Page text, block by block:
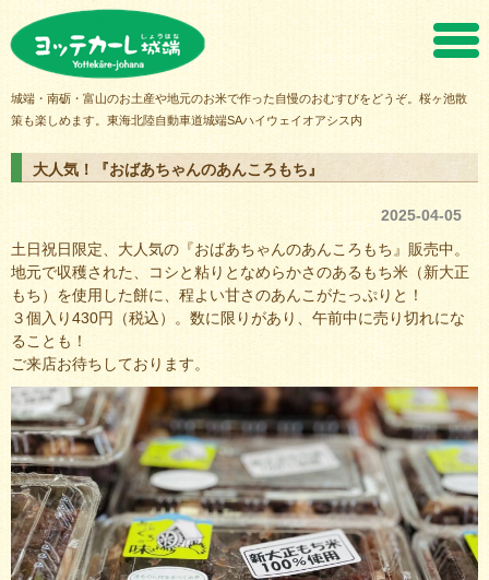
城端・南砺・富山のお土産や地元のお米で作った自慢のおむすびをどうぞ。桜ヶ池散
策も楽しめます。東海北陸自動車道城端SAハイウェイオアシス内
大人気！『おばあちゃんのあんころもち』
2025-04-05
土日祝日限定、大人気の『おばあちゃんのあんころもち』販売中。
地元で収穫された、コシと粘りとなめらかさのあるもち米（新大正
もち）を使用した餅に、程よい甘さのあんこがたっぷりと！
３個入り430円（税込）。数に限りがあり、午前中に売り切れにな
ることも！
ご来店お待ちしております。